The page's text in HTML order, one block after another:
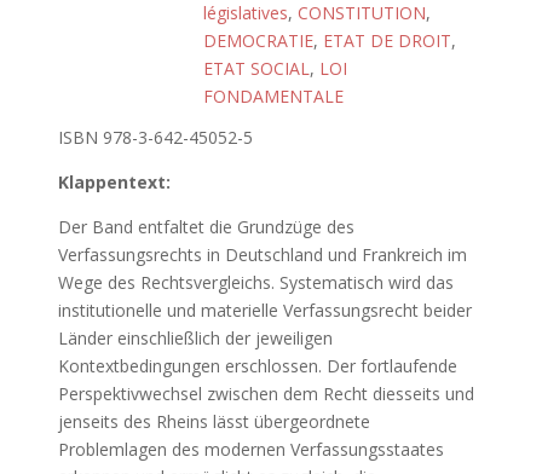
législatives, CONSTITUTION,
DEMOCRATIE, ETAT DE DROIT,
ETAT SOCIAL, LOI
FONDAMENTALE
ISBN 978-3-642-45052-5
Klappentext:
Der Band entfaltet die Grundzüge des
Verfassungsrechts in Deutschland und Frankreich im
Wege des Rechtsvergleichs. Systematisch wird das
institutionelle und materielle Verfassungsrecht beider
Länder einschließlich der jeweiligen
Kontextbedingungen erschlossen. Der fortlaufende
Perspektivwechsel zwischen dem Recht diesseits und
jenseits des Rheins lässt übergeordnete
Problemlagen des modernen Verfassungsstaates